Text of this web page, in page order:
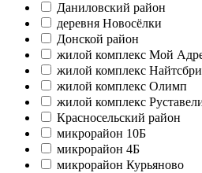
Даниловский район
деревня Новосёлки
Донской район
жилой комплекс Мой
жилой комплекс
жилой комплекс Олимп
жилой комплекс
Красносельский район
микрорайон 10Б
микрорайон 4Б
микрорайон Курьяново